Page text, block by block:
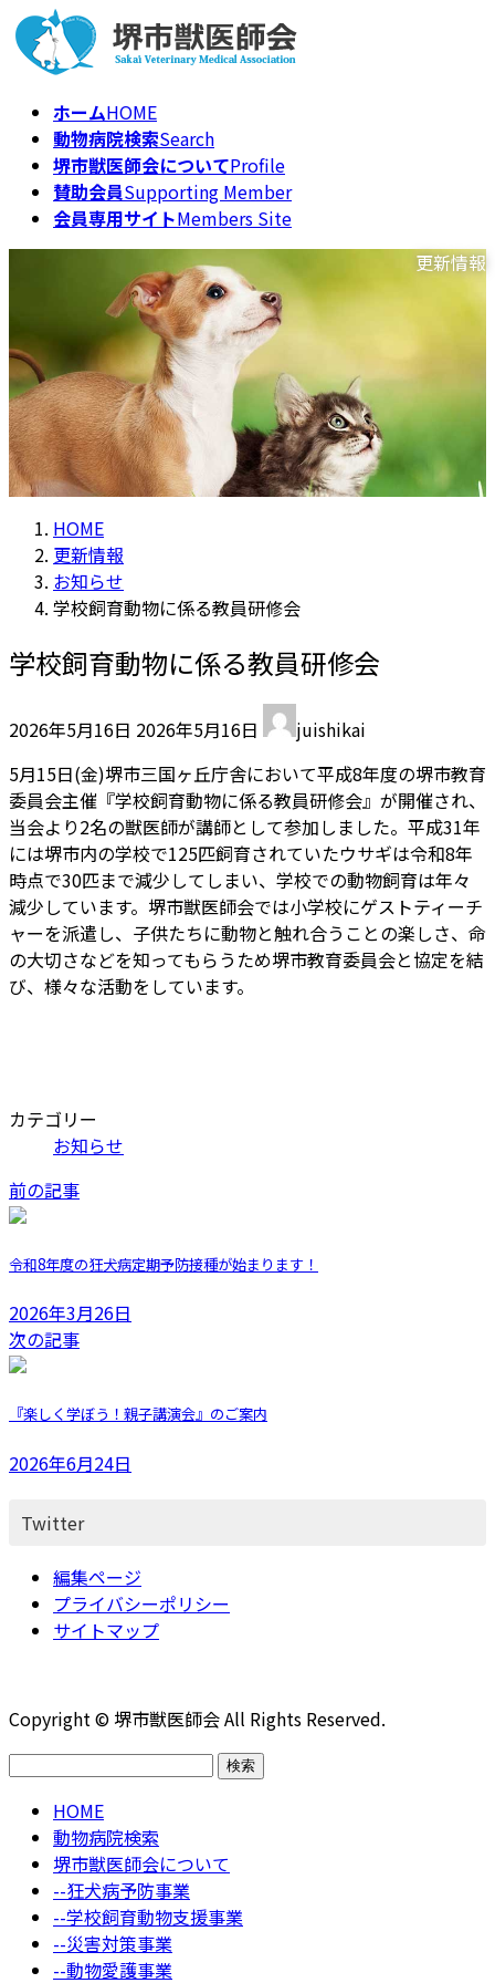
コ
ン
ナ
ビ
ホームHOME
動物病院検索Search
堺市獣医師会についてProfile
賛助会員Supporting Member
会員専用サイトMembers Site
更新情報
HOME
更新情報
お知らせ
学校飼育動物に係る教員研修会
学校飼育動物に係る教員研修会
2026年5月16日 終
更
新
日
時
:
2026年5月16日
juishikai
5月15日(金)堺市三国ヶ丘庁舎において平成8年度の堺市教育
委員会主催『学校飼育動物に係る教員研修会』が開催され、
当会より2名の獣医師が講師として参加しました。平成31年
には堺市内の学校で125匹飼育されていたウサギは令和8年
時点で30匹まで減少してしまい、学校での動物飼育は年々
減少しています。堺市獣医師会では小学校にゲストティーチ
ャーを派遣し、子供たちに動物と触れ合うことの楽しさ、命
の大切さなどを知ってもらうため堺市教育委員会と協定を結
び、様々な活動をしています。
カテゴリー
お知らせ
前の記事
令和8年度の狂犬病定期予防接種が始まります！
2026年3月26日
次の記事
『楽しく学ぼう！親子講演会』のご案内
2026年6月24日
Twitter
編集ページ
プライバシーポリシー
サイトマップ
Copyright © 堺市獣医師会 All Rights Reserved.
検
HOME
動物病院検索
堺市獣医師会について
--狂犬病予防事業
--学校飼育動物支援事業
--災害対策事業
--動物愛護事業